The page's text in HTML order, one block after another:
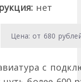
нет
Цена: от 680
с